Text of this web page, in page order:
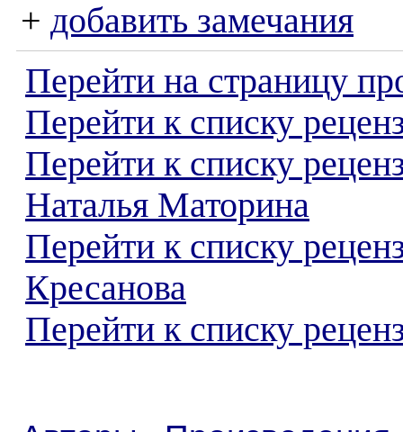
+ добавить замечания
Перейти на страницу
Перейти к списку
Перейти к списку
Наталья Маторина
Перейти к списку
Кресанова
Перейти к списку